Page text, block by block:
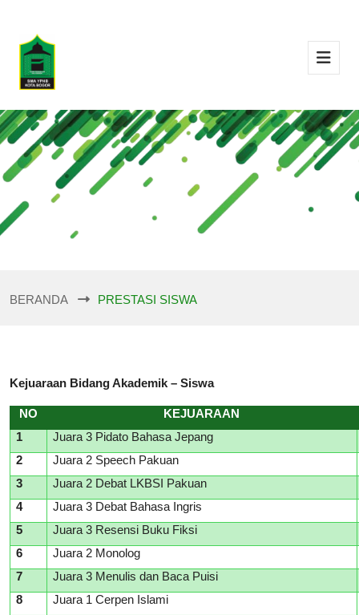
BERANDA PRESTASI SISWA
Kejuaraan Bidang Akademik – Siswa
NO
KEJUARAAN
1
Juara 3 Pidato Bahasa Jepang
2
Juara 2 Speech Pakuan
3
Juara 2 Debat LKBSI Pakuan
4
Juara 3 Debat Bahasa Ingris
5
Juara 3 Resensi Buku Fiksi
6
Juara 2 Monolog
7
Juara 3 Menulis dan Baca Puisi
8
Juara 1 Cerpen Islami